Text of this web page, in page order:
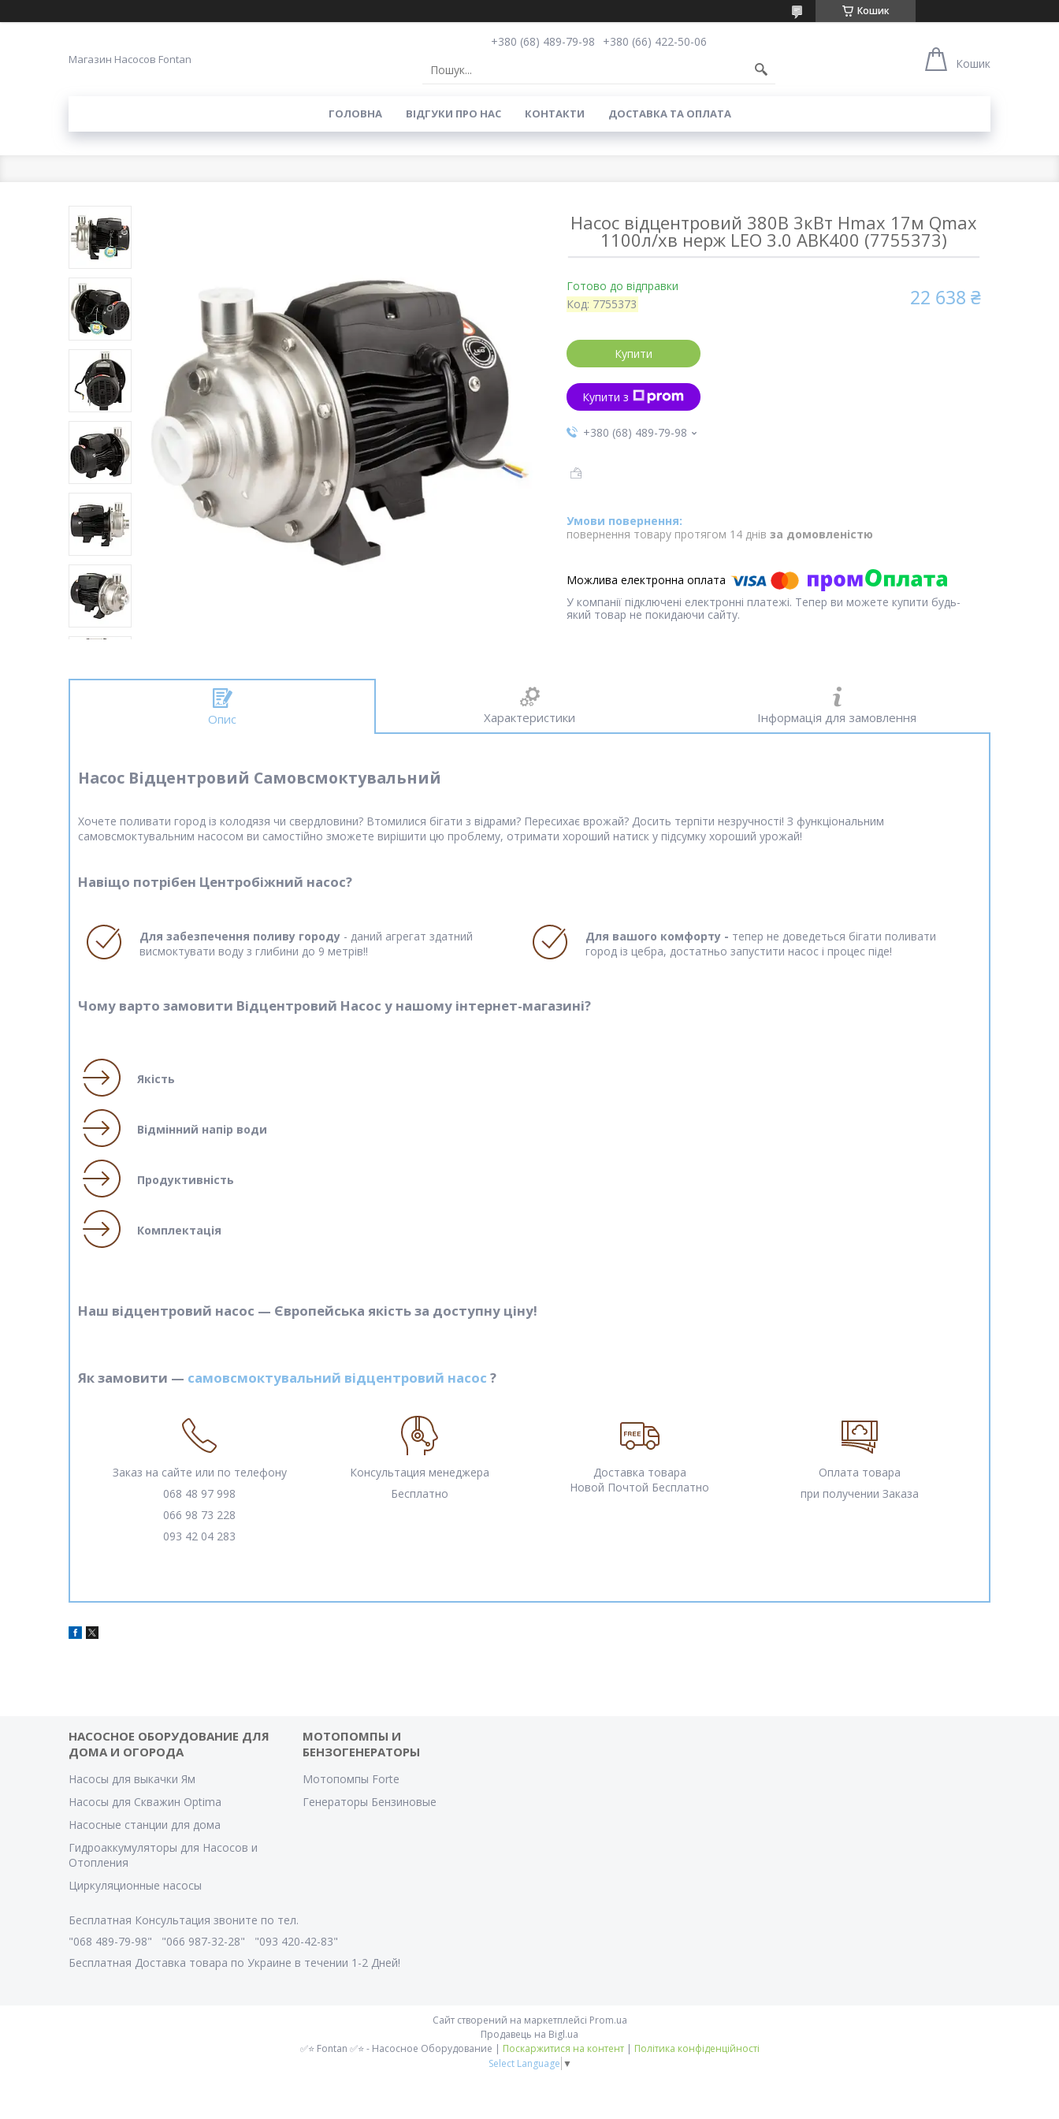
Кошик
Магазин Насосов Fontan
+380 (68) 489-79-98
+380 (66) 422-50-06
Кошик
ГОЛОВНА ВIДГУКИ ПРО НАС КОНТАКТИ ДОСТАВКА ТА ОПЛАТА
Насос відцентровий 380В 3кВт Hmax 17м Qmax
1100л/хв нерж LEO 3.0 ABK400 (7755373)
Готово до відправки
Код: 7755373 22 638 ₴
Купити
Купити з
+380 (68) 489-79-98
повернення товару протягом 14 днів за домовленістю
У компанії підключені електронні платежі. Тепер ви можете купити будь-
який товар не покидаючи сайту.
Опис Характеристики Інформація для замовлення
Насос Відцентровий Самовсмоктувальний
Хочете поливати город із колодязя чи свердловини? Втомилися бігати з відрами? Пересихає врожай? Досить терпіти незручності! З функціональним
самовсмоктувальним насосом ви самостійно зможете вирішити цю проблему, отримати хороший натиск у підсумку хороший урожай!
Навіщо потрібен Центробіжний насос?
Для забезпечення поливу городу - даний агрегат здатний
висмоктувати воду з глибини до 9 метрів!!
Для вашого комфорту - тепер не доведеться бігати поливати
город із цебра, достатньо запустити насос і процес піде!
Чому варто замовити Відцентровий Насос у нашому інтернет-магазині?
Якість
Відмінний напір води
Продуктивність
Комплектація
Наш відцентровий насос — Європейська якість за доступну ціну!
Як замовити — самовсмоктувальний відцентровий насос ?
Заказ на сайте или по телефону
068 48 97 998
066 98 73 228
093 42 04 283
Консультация менеджера
Бесплатно
Доставка товара
Новой Почтой Бесплатно
Оплата товара
при получении Заказа
НАСОСНОЕ ОБОРУДОВАНИЕ ДЛЯ
ДОМА И ОГОРОДА
Насосы для выкачки Ям
Насосы для Скважин Optima
Насосные станции для дома
Гидроаккумуляторы для Насосов и
Отопления
Циркуляционные насосы
МОТОПОМПЫ И
БЕНЗОГЕНЕРАТОРЫ
Мотопомпы Forte
Генераторы Бензиновые
Бесплатная Консультация звоните по тел.
"068 489-79-98" "066 987-32-28" "093 420-42-83"
Бесплатная Доставка товара по Украине в течении 1-2 Дней!
Сайт створений на маркетплейсі Prom.ua
Продавець на Bigl.ua
✅⭐ Fontan ✅⭐ - Насосное Оборудование | Поскаржитися на контент | Політика конфіденційності
Select Language ▼